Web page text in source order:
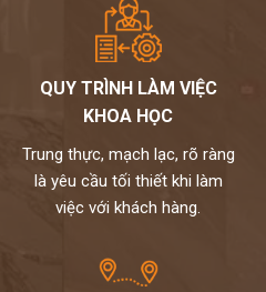
QUY TRÌNH LÀM VIỆC
KHOA HỌC
Trung thực, mạch lạc, rõ ràng
là yêu cầu tối thiết khi làm
việc với khách hàng.